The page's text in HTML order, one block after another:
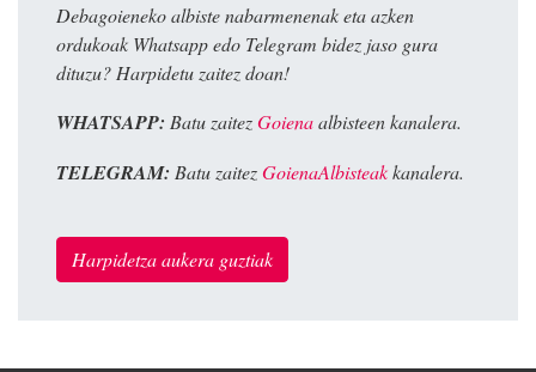
Debagoieneko albiste nabarmenenak eta azken
ordukoak Whatsapp edo Telegram bidez jaso gura
dituzu? Harpidetu zaitez doan!
WHATSAPP: Batu zaitezGoienaalbisteen kanalera.
TELEGRAM: Batu zaitezGoienaAlbisteakkanalera.
Harpidetza aukera guztiak